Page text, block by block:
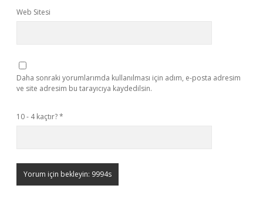
Web Sitesi
Daha sonraki yorumlarımda kullanılması için adım, e-posta adresim
ve site adresim bu tarayıcıya kaydedilsin.
10 - 4 kaçtır?*